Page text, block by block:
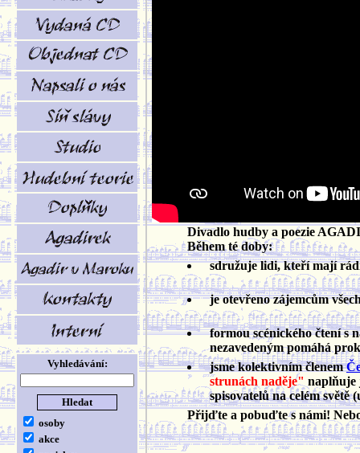
Vyhledávání:
osoby
akce
Divadlo hudby a poezie
Během té doby:
sdružuje lidi, kteří mají
je otevřeno zájemcům
formou scénického čtení s
nezavedeným pomáhá
jsme kolektivním členem
strunách naděje" naplňuje
spisovatelů na celém světě
Přijďte a pobuďte s námi!